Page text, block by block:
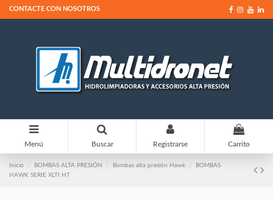
CONTACTE CON NOSOTROS
Menú Buscar Registrarse
0
Carrito
Inicio BOMBAS ALTA PRESIÓN Bombas alta presión Hawk
BOMBAS
HAWK SERIE XLTI HT